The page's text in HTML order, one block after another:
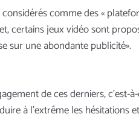
comme des «
certains jeux vidéo sont
sur une abondante publicité».
de ces derniers, c’est-
à l’extrême les hésitations